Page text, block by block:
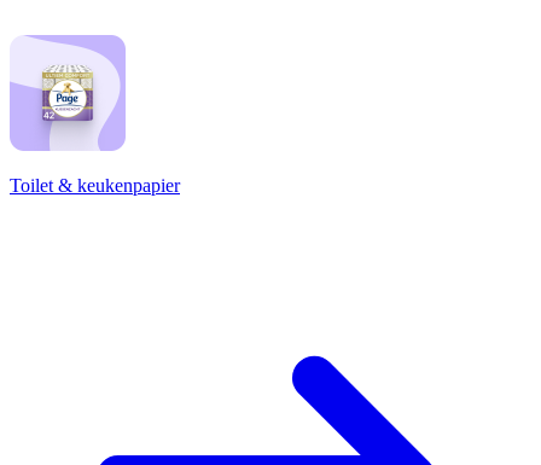
Toilet & keukenpapier